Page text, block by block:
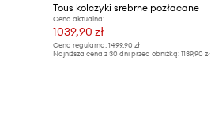
Tous kolczyki srebrne pozłacane
Cena aktualna:
1039,90 zł
Cena regularna: 1499,90 zł
Najniższa cena z 30 dni przed obniżką: 1139,90 zł